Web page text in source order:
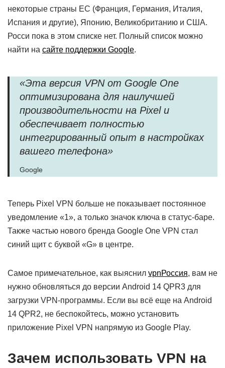
некоторые страны ЕС (Франция, Германия, Италия,
Испания и другие), Японию, Великобританию и США.
Росси пока в этом списке нет. Полный список можно
найти на сайте поддержки Google.
«Эта версия VPN от Google One
оптимизирована для наилучшей
производительности на Pixel и
обеспечивает полностью
интегрированный опыт в настройках
вашего телефона»
Google
Теперь Pixel VPN больше не показывает постоянное
уведомление «1», а только значок ключа в статус-баре.
Также частью нового бренда Google One VPN стал
синий щит с буквой «G» в центре.
Самое примечательное, как выяснил vpnРоссия, вам не
нужно обновляться до версии Android 14 QPR3 для
загрузки VPN-программы. Если вы всё еще на Android
14 QPR2, не беспокойтесь, можно установить
приложение Pixel VPN напрямую из Google Play.
Зачем использовать VPN на